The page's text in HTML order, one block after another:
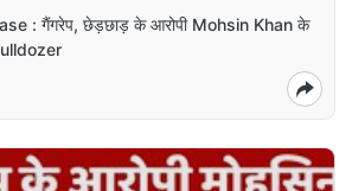
: गैंगरेप, छेड़छाड़ के आरोपी Mohsin Khan के